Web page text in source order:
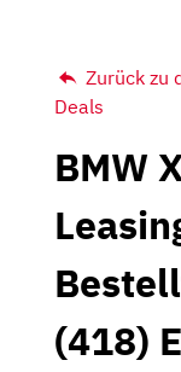
Zurück zu
Deals
BMW
(418)